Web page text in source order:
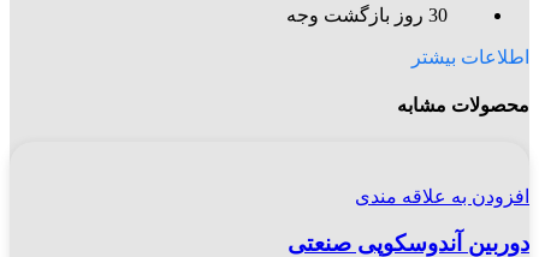
30 روز بازگشت وجه
اطلاعات بیشتر
محصولات مشابه
افزودن به علاقه مندی
دوربین آندوسکوپی صنعتی